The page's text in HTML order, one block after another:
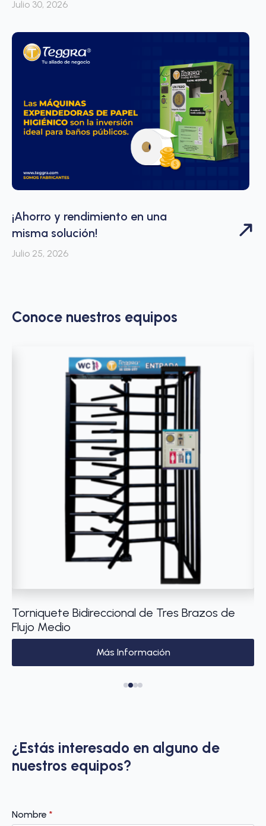
Julio 30, 2026
¡Ahorro y rendimiento en una
misma solución!
Julio 25, 2026
Conoce nuestros equipos
Torniquete Bidireccional de Tres Brazos de
Flujo Medio
Más Información
¿Estás interesado en alguno de
nuestros equipos?
Nombre *